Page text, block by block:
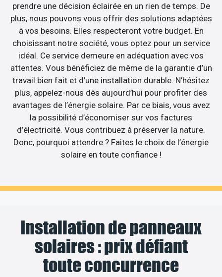
prendre une décision éclairée en un rien de temps. De
plus, nous pouvons vous offrir des solutions adaptées
à vos besoins. Elles respecteront votre budget. En
choisissant notre société, vous optez pour un service
idéal. Ce service demeure en adéquation avec vos
attentes. Vous bénéficiez de même de la garantie d’un
travail bien fait et d’une installation durable. N’hésitez
plus, appelez-nous dès aujourd’hui pour profiter des
avantages de l’énergie solaire. Par ce biais, vous avez
la possibilité d’économiser sur vos factures
d’électricité. Vous contribuez à préserver la nature.
Donc, pourquoi attendre ? Faites le choix de l’énergie
solaire en toute confiance !
Installation de panneaux
solaires : prix défiant
toute concurrence